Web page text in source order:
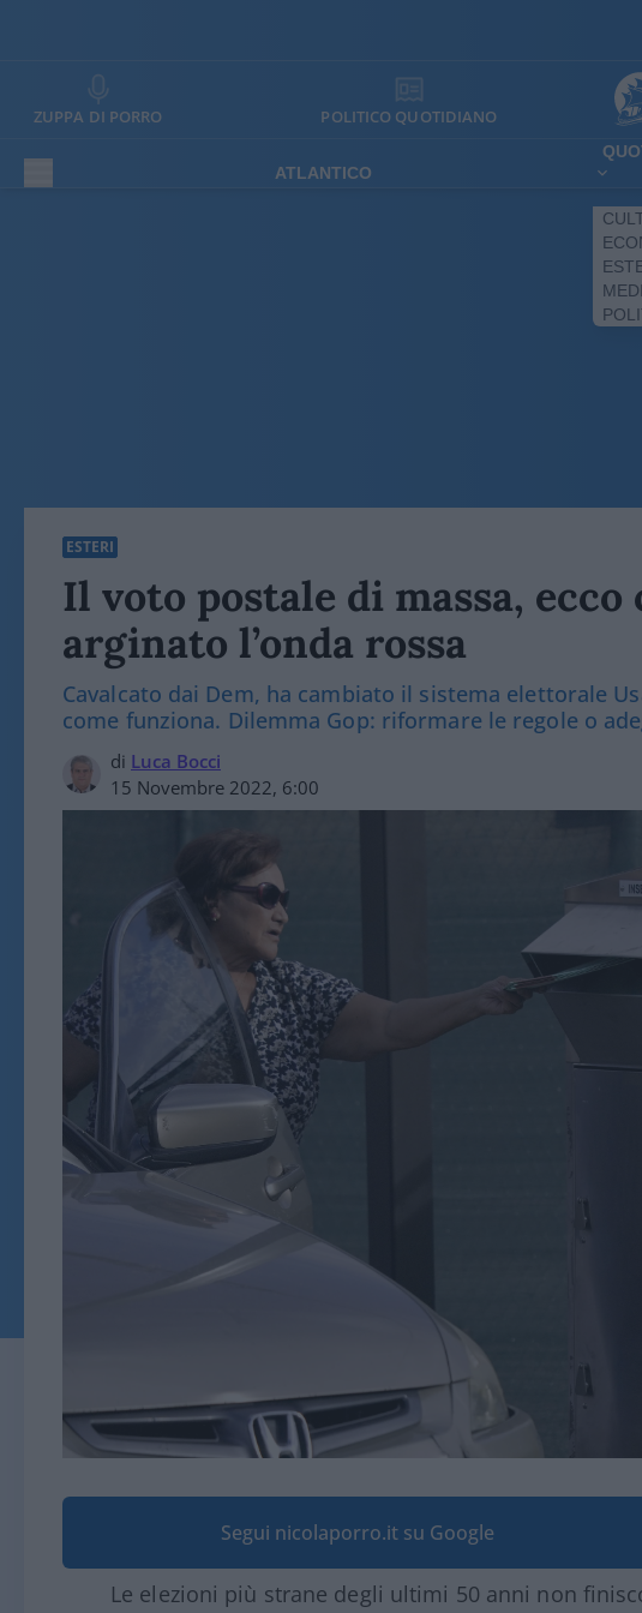
ZUPPA DI PORRO POLITICO QUOTIDIANO
ATLANTICO
ESTERI
Il voto postale di massa,
arginato l’onda rossa
Cavalcato dai Dem, ha cambiato il sistema elettorale
come funziona. Dilemma Gop: riformare le regole o
di Luca Bocci
15 Novembre 2022, 6:00
Segui nicolaporro.it su Google
Le elezioni più strane degli ultimi 50 anni non